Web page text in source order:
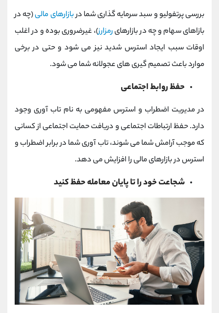
بررسی پرتفولیو و سبد سرمایه گذاری شما دربازارهای مالی(چه در
بازاهای سهام و چه در بازارهایرمزارز)، غیرضروری بوده و در اغلب
اوقات سبب ایجاد استرس شدید نیز می ‌شود و حتی در برخی
موارد باعث تصمیم گیری های عجولانه شما می شود.
حفظ روابط اجتماعی
در مدیریت اضطراب و استرس مفهومی به نام تاب آوری وجود
دارد. حفظ ارتباطات اجتماعی و دریافت حمایت اجتماعی از کسانی
که موجب آرامش شما می شوند، تاب آوری شما در برابر اضطراب و
استرس در بازارهای مالی را افزایش می دهد.
شجاعت خود را تا پایان معامله حفظ کنید